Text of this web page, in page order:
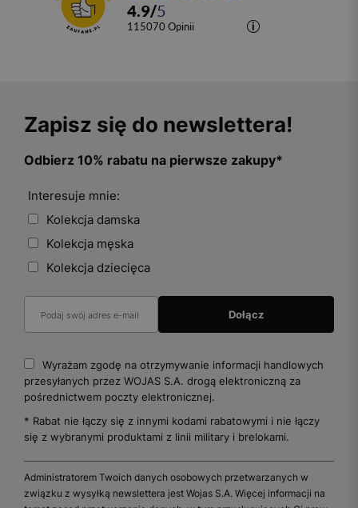
4.9/5
115070 opinii
Zapisz się do newslettera!
Odbierz 10% rabatu na pierwsze zakupy*
Interesuje mnie:
Kolekcja damska
Kolekcja męska
Kolekcja dziecięca
Wyrażam zgodę na otrzymywanie informacji handlowych
przesyłanych przez WOJAS S.A. drogą elektroniczną za
pośrednictwem poczty elektronicznej.
* Rabat nie łączy się z innymi kodami rabatowymi i nie łączy
się z wybranymi produktami z linii military i brelokami.
Administratorem Twoich danych osobowych przetwarzanych w
związku z wysyłką newslettera jest Wojas S.A. Więcej informacji na